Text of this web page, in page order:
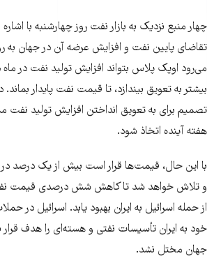
چهار منبع نزدیک به بازار نفت روز چهارشنبه با اشاره
تقاضای پایین نفت و افزایش عرضه آن در جهان به
می‌رود اوپک پلاس بتواند افزایش تولید نفت در ماه
بیشتر به تعویق بیندازد، تا قیمت نفت پایدار
تصمیم برای به تعویق انداختن افزایش تولید نفت
هفته آینده اتخاذ شود.
با این حال، قیمت‌ها قرار است بیش از یک درصد
و تلاش خواهد شد تا کاهش شش درصدی قیمت
خود به ایران تأسیسات نفتی و هسته‌ای را هدف قرار
جهان مختل نشد.